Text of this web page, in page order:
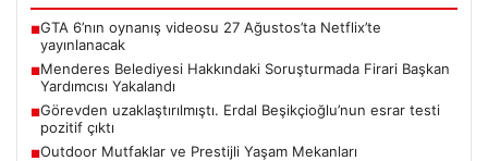
■GTA 6’nın oynanış videosu 27 Ağustos’ta Netflix’te
yayınlanacak
■Menderes Belediyesi Hakkındaki Soruşturmada Firari Başkan
Yardımcısı Yakalandı
■Görevden uzaklaştırılmıştı. Erdal Beşikçioğlu’nun esrar testi
pozitif çıktı
■Outdoor Mutfaklar ve Prestijli Yaşam Mekanları